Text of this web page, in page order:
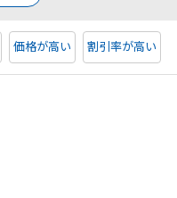
価格が高い 割引率が高い